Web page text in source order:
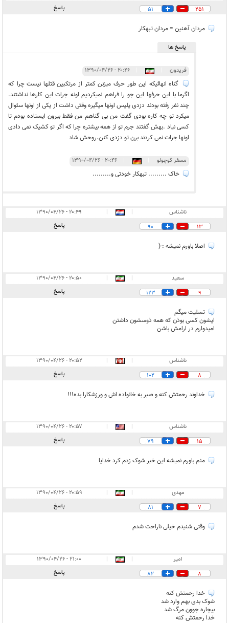
251
51 پاسخ
مردان آهنین = مردان تبهکار
پاسخ ها
فریدون ۲۰:۴۶ - ۱۳۹۰/۰۴/۲۶
گناه انهائیکه این طور حرف میزنن کمتر از مرتکبین قتلها نیست چرا که
اگرما با این حرفها این جو را فراهم نمیکردیم اونه جرات این کارها نداشتند.
چند نفر رفته بودند دزدی پلیس اونها میگیره وقتی داشت از یکی از اونها سئوال
میکرد تو چه کاره بودی گفت من بی گناهم من فقط بیرون ایستاده بودم تا
کسی نیاد .بهش گفتند جرم تو از همه بیشتره چرا که اگر تو کشیک نمی دادی
اونها جرات نمی کردند برن تو دزدی کنن.روحش شاد
مسفر کوچولو ۲۰:۴۶ - ۱۳۹۰/۰۴/۲۶
خاک ......... تبهکار خودتی و.........
ناشناس |
|
۲۰:۴۹ - ۱۳۹۰/۰۴/۲۶
13
90 پاسخ
اصلا باورم نمیشه :-(
سعید |
|
۲۰:۵۰ - ۱۳۹۰/۰۴/۲۶
9
123 پاسخ
تسلیت میگم
ایشون کسی بوذن که همه ذوسشون داشتن
امیدوارم در ارامش باشن
ناشناس |
|
۲۰:۵۲ - ۱۳۹۰/۰۴/۲۶
8
102 پاسخ
خداوند رحمتش کنه و صبر به خانواده اش و ورزشکارا بده!!!
ناشناس |
|
۲۰:۵۷ - ۱۳۹۰/۰۴/۲۶
15
79 پاسخ
منم باورم نمیشه این خبر شوک زدم کرد خدایا
مهدی |
|
۲۰:۵۹ - ۱۳۹۰/۰۴/۲۶
7
81 پاسخ
وقتی شنیدم خیلی ناراحت شدم
امیر |
|
۲۱:۰۰ - ۱۳۹۰/۰۴/۲۶
8
82 پاسخ
خدا رحمتش کنه
شوک بدی بهم وارد شد
بیچاره جوون مرگ شد
خدا رحمتش کنه